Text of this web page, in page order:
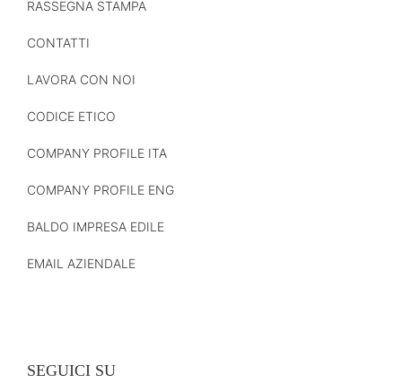
RASSEGNA STAMPA
CONTATTI
LAVORA CON NOI
CODICE ETICO
COMPANY PROFILE ITA
COMPANY PROFILE ENG
BALDO IMPRESA EDILE
EMAIL AZIENDALE
SEGUICI SU